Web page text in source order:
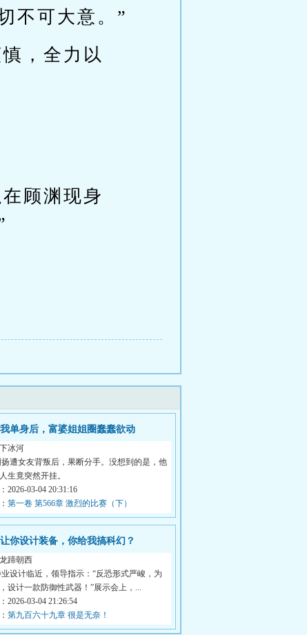
不可大意。”
，全力以
顾渊现身
我单身后，富婆姐姐圈蠢蠢欲动
冰河
遭女友背叛后，果断分手。没想到的是，他
生竟突然开挂。
2026-03-04 20:31:16
第一卷 第566章 激烈的比赛（下）
让你设计装备，你给我搞科幻？
蹄朝西
设计临近，领导指示：“反恐形式严峻，为
设计一款防御性武器！”展示会上，...
2026-03-04 21:26:54
第九百六十九章 很是无奈！